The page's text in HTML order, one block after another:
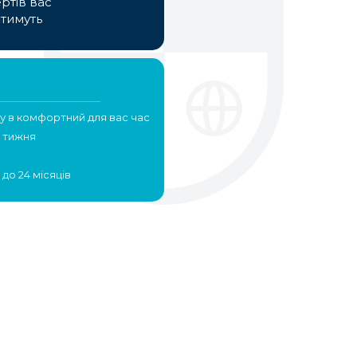
24 місяців
тижня
в комфортний для вас час